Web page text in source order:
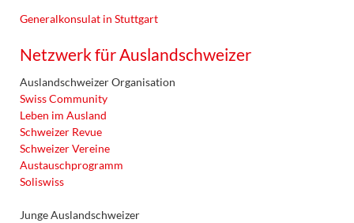
Generalkonsulat in Stuttgart
Netzwerk für Auslandschweizer
Auslandschweizer Organisation
Swiss Community
Leben im Ausland
Schweizer Revue
Schweizer Vereine
Austauschprogramm
Soliswiss
Junge Auslandschweizer